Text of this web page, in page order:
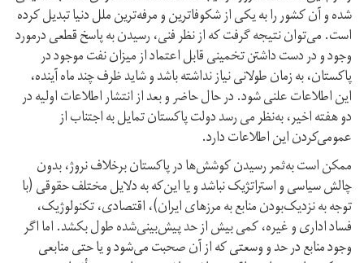
شده و آن کشور را به یکی از شکوفاترین و مرفه‌ترین ملل دنیا تبدیل کرده
است. می‌توان نتیجه گرفت که از نظر فنی، رسیدن به پاسخ قطعی درمورد
وجود و در دست داشتن تخمینی قابل اعتماد از میزان نفت موجود در
پاکستان، به زمان طولانی نیاز نداشته باشد و شاید ظرف چند ماه آینده،
این اطلاعات علنی شود. در حال حاضر و بعد از انتشار اطلاعات اولیه در
دو هفته اخیر، به‌نظر می رسد دولت پاکستان تمایل به اجتناب از
عمومی‌کردن این اطلاعات دارد.
ممکن است به‌ثمر رسیدن کوشش‌ها در پاکستان برخلاف نروژ، بدون
چالش سیاسی و استراتژیک نباشد و یا این‌که به دلایل مختلف حقوقی (با
توجه به نزدیک‌بودن منابع به مرزهای ایران)، اقتصادی، تکنولوژیک،
فساد اداری و غیره، کمی بیش از حد پیش‌بینی‌شده طول بکشد. اما اگر
وجود منابع در حد و وسعتی که از آن صحبت می‌شود و یا حتی منابعی